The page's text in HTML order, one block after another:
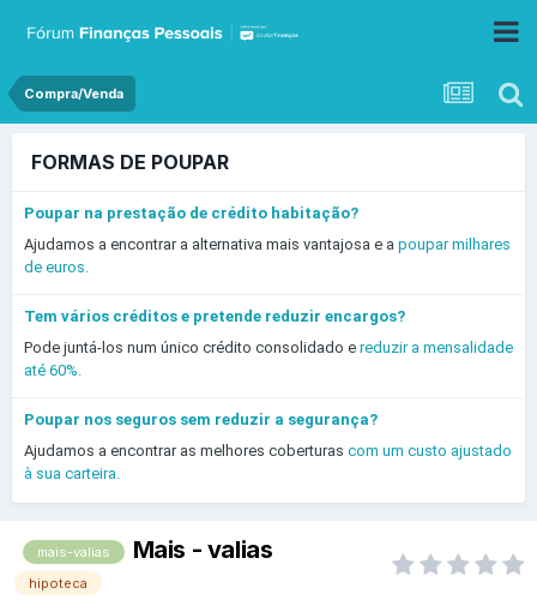
Compra/Venda
FORMAS DE POUPAR
Poupar na prestação de crédito habitação?
Ajudamos a encontrar a alternativa mais vantajosa e a poupar milhares
de euros.
Tem vários créditos e pretende reduzir encargos?
Pode juntá-los num único crédito consolidado e reduzir a mensalidade
até 60%.
Poupar nos seguros sem reduzir a segurança?
Ajudamos a encontrar as melhores coberturas com um custo ajustado
à sua carteira.
mais-valias Mais - valias
hipoteca